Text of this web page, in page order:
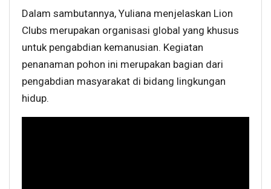
Dalam sambutannya, Yuliana menjelaskan Lion
Clubs merupakan organisasi global yang khusus
untuk pengabdian kemanusian. Kegiatan
penanaman pohon ini merupakan bagian dari
pengabdian masyarakat di bidang lingkungan
hidup.